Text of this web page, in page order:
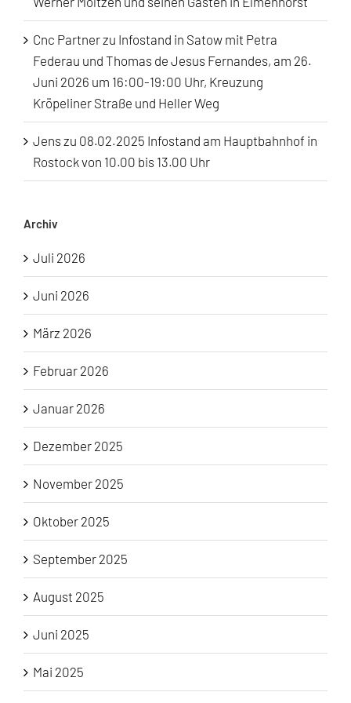
Cnc Partnerzu Infostand in Satow mit Petra
Federau und Thomas de Jesus Fernandes, am 26.
Juni 2026 um 16:00-19:00 Uhr, Kreuzung
Kröpeliner Straße und Heller Weg
Jenszu 08.02.2025 Infostand am Hauptbahnhof in
Rostock von 10.00 bis 13.00 Uhr
Archiv
Juli 2026
Juni 2026
März 2026
Februar 2026
Januar 2026
Dezember 2025
November 2025
Oktober 2025
September 2025
August 2025
Juni 2025
Mai 2025